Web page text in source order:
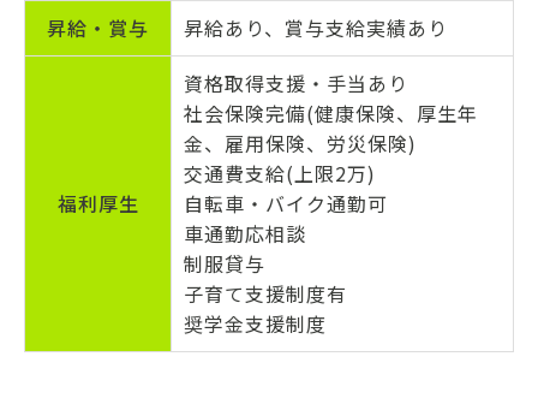
昇給・ 賞与 昇給あり、賞与支給実績あり
福利厚生
資格取得支援・手当あり
社会保険完備(健康保険、厚生年
金、雇用保険、労災保険)
交通費支給(上限2万)
自転車・バイク通勤可
車通勤応相談
制服貸与
子育て支援制度有
奨学金支援制度